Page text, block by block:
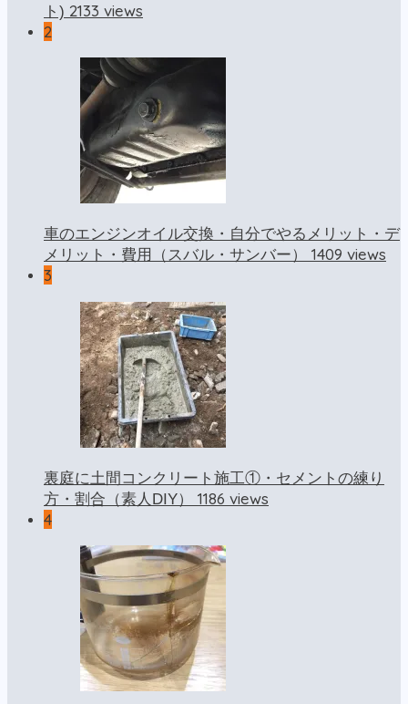
ト) 2133 views
2
車のエンジンオイル交換・自分でやるメリット・デ
メリット・費用（スバル・サンバー） 1409 views
3
裏庭に土間コンクリート施工①・セメントの練り
方・割合（素人DIY） 1186 views
4